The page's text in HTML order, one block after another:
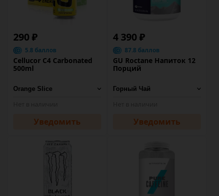
290 ₽
5.8 баллов
Cellucor C4 Carbonated
500ml
Уведомить
4 390 ₽
87.8 баллов
GU Roctane Напиток 12
Порций
Уведомить